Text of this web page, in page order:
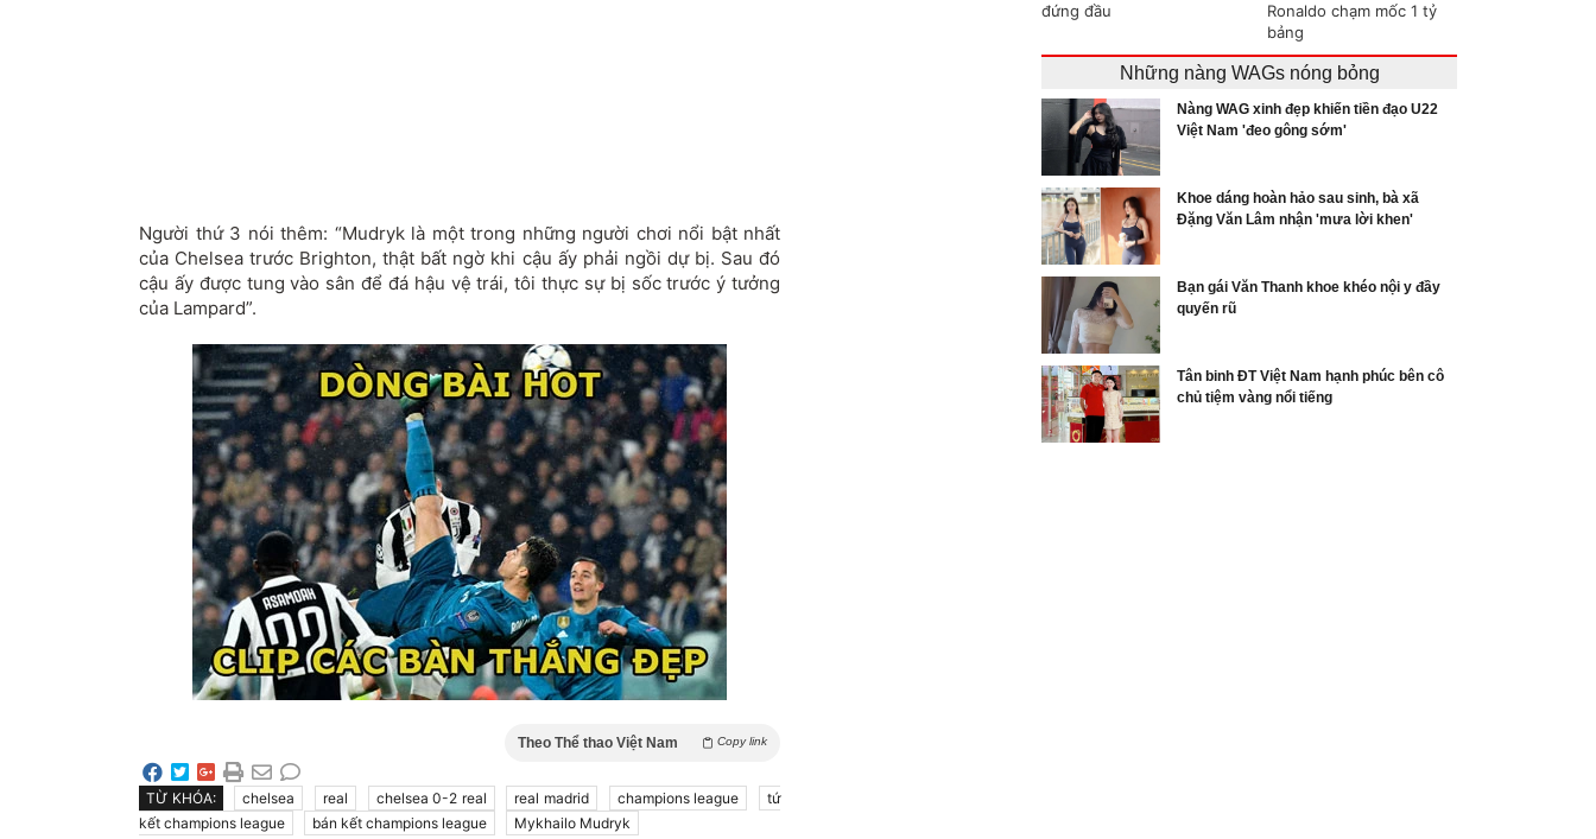
Người thứ 3 nói thêm: “Mudryk là một trong những người chơi nổi bật nhất
của Chelsea trước Brighton, thật bất ngờ khi cậu ấy phải ngồi dự bị. Sau đó
cậu ấy được tung vào sân để đá hậu vệ trái, tôi thực sự bị sốc trước ý tưởng
của Lampard”.
Theo Thể thao Việt Nam Copy link
TỪ KHÓA: chelsea real chelsea 0-2 real real madrid champions league
tứ
kết champions league
bán kết champions league Mykhailo Mudryk
đứng đầu
Ronaldo chạm mốc 1 tỷ
bảng
Những nàng WAGs nóng bỏng
Nàng WAG xinh đẹp khiến tiền đạo U22
Việt Nam 'đeo gông sớm'
Khoe dáng hoàn hảo sau sinh, bà xã
Đặng Văn Lâm nhận 'mưa lời khen'
Bạn gái Văn Thanh khoe khéo nội y đầy
quyến rũ
Tân binh ĐT Việt Nam hạnh phúc bên cô
chủ tiệm vàng nổi tiếng